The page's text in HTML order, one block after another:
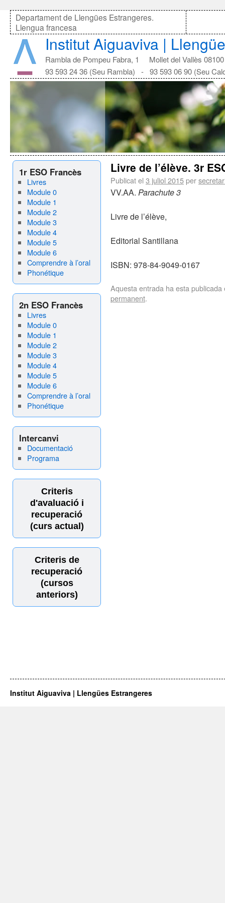
Departament de Llengües Estrangeres.
Llengua francesa
Institut Aiguaviva |
Rambla de Pompeu Fabra, 1 Mollet del Vallès 08100
93 593 24 36 (Seu Rambla) - 93 593 06 90 (Seu
1r ESO Francès
Livres
Module 0
Module 1
Module 2
Module 3
Module 4
Module 5
Module 6
Comprendre à l’oral
Phonétique
2n ESO Francès
Livres
Module 0
Module 1
Module 2
Module 3
Module 4
Module 5
Module 6
Comprendre à l’oral
Phonétique
Intercanvi
Documentació
Programa
Criteris
d'avaluació i
recuperació
(curs actual)
Criteris de
recuperació
(cursos
anteriors)
Livre de l’élève. 3r
Publicat el 3 juliol 2015per
VV.AA. Parachute 3
Livre de l’élève,
Editorial Santillana
ISBN: 978-84-9049-0167
Aquesta entrada ha esta
permanent.
Institut Aiguaviva | Llengües Estrangeres